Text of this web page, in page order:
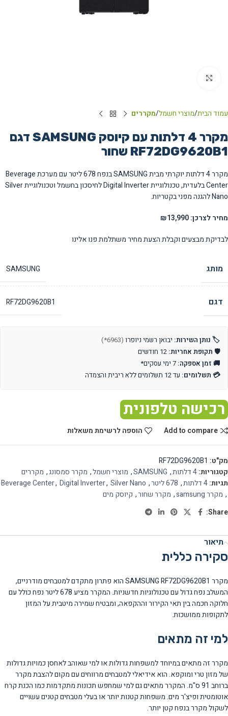
עמוד הבית מוצרי חשמל מקררים
מקרר 4 דלתות עם קיוסק SAMSUNG דגם
RF72DG9620B1 שחור
מקרר 4 דלתות יוקרתי מבית SAMSUNG בנפח 678 ליטר עם מערכת Beverage
Center בלעדית, טכנולוגיית Digital Inverter לחיסכון בחשמל וטכנולוגיית Silver
Nano להגנה מפני בקטריות.
מחיר לצרכן: ₪13,990
לבדיקת מבצעים וקבלת הצעת מחיר משתלמת פנו אלינו
מותג SAMSUNG
דגם RF72DG9620B1
🏷️ נותן השירות: יבואן רשמי ניופרו (6963*)
🛡️ תקופת אחריות:
🚚 זמן אספקה:
💳 תשלומים: עד 12 תשלומים ללא ריבית והצמדה
רכישה טלפונית
Add to compare הוספה לרשימת משאלות
מק"ט: RF72DG9620B1
קטגוריות:4 דלתות ,
SAMSUNG
, מוצרי חשמל, מקרר סמסונג, מקררים
תגיות:4 דלתות , 678 ליטר ,
Beverage Center, Digital Inverter, Silver Nano
, מקרר samsung , מקרר שחור, קיוסק מים
Share:
תיאור
סקירה כללית
מקרר SAMSUNG RF72DG9620B1 הוא פתרון מתקדם למטבחים מודרניים,
המשלב נפח גדול עם טכנולוגיות חדשניות. המקרר מציע 678 ליטר נפח כולל עם
חלוקה חכמה בין תאי הקירור וההקפאה, ומבטיח שמירה מיטבית על המזון
לתקופות ממושכות.
למי זה מתאים
מקרר זה מתאים במיוחד למשפחות גדולות או למי שאוהב לאחסן כמויות גדולות
של מזון טרי ומוקפא. הוא אידיאלי למטבחים מרווחים עם מקום להצבת מקרר
ברוחב 91 ס"מ. המקרר מתאים גם למי שמחפש תכונות מתקדמות כמו הכנת קרח
אוטומטית ופיצ'ר מים. משפחות קטנות יותר או בעלי מטבחים קטנים עשויים
לשקול מקרר בנפח קטן יותר.